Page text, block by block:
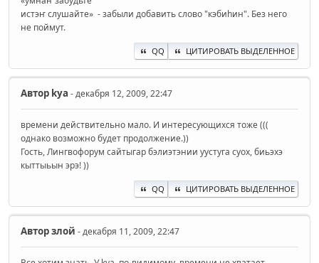
истэҥ слушайте» - забыли добавить слово "кэбиһин". Без него
не поймут.
QQ ЦИТИРОВАТЬ ВЫДЕЛЕННОЕ
Автор kya - декабря 12, 2009, 22:47
времени действительно мало. И интересующихся тоже (((
однако возможно будет продолжение.))
Гость, Лингвофорум сайтыгар бэлиэтэнии уустуга суох, биьэхэ
кыттыьын эрэ! ))
QQ ЦИТИРОВАТЬ ВЫДЕЛЕННОЕ
Авторзлой - декабря 11, 2009, 22:47